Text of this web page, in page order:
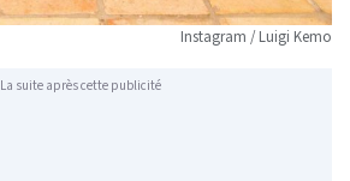
Instagram / Luigi Kemo
La suite après cette publicité